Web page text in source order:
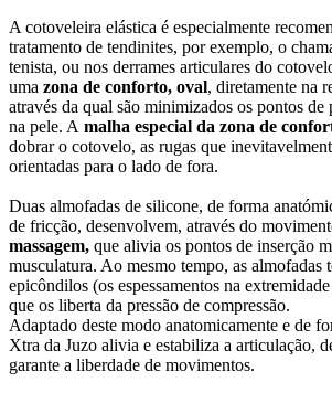
A cotoveleira elástica é especialmente
tratamento de tendinites, por exemplo, o
tenista, ou nos derrames articulares do
uma zona de conforto, oval, diretamente na
através da qual são minimizados os pontos de
na pele. A malha especial da zona de
dobrar o cotovelo, as rugas que
orientadas para o lado de fora.
Duas almofadas de silicone, de forma
de fricção, desenvolvem, através do
massagem, que alivia os pontos de inserção
musculatura. Ao mesmo tempo, as almofadas
epicôndilos (os espessamentos na
que os liberta da pressão de compressão.
Adaptado deste modo anatomicamente e de
Xtra da Juzo alivia e estabiliza a articulação,
garante a liberdade de movimentos.